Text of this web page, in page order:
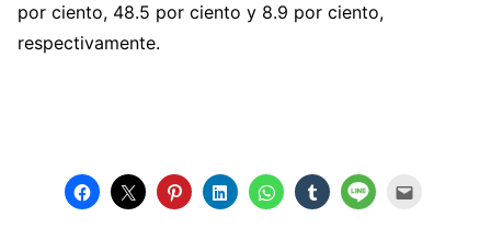
por ciento, 48.5 por ciento y 8.9 por ciento,
respectivamente.